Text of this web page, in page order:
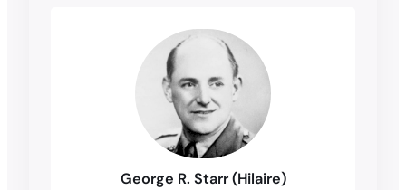
George R. Starr (Hilaire)